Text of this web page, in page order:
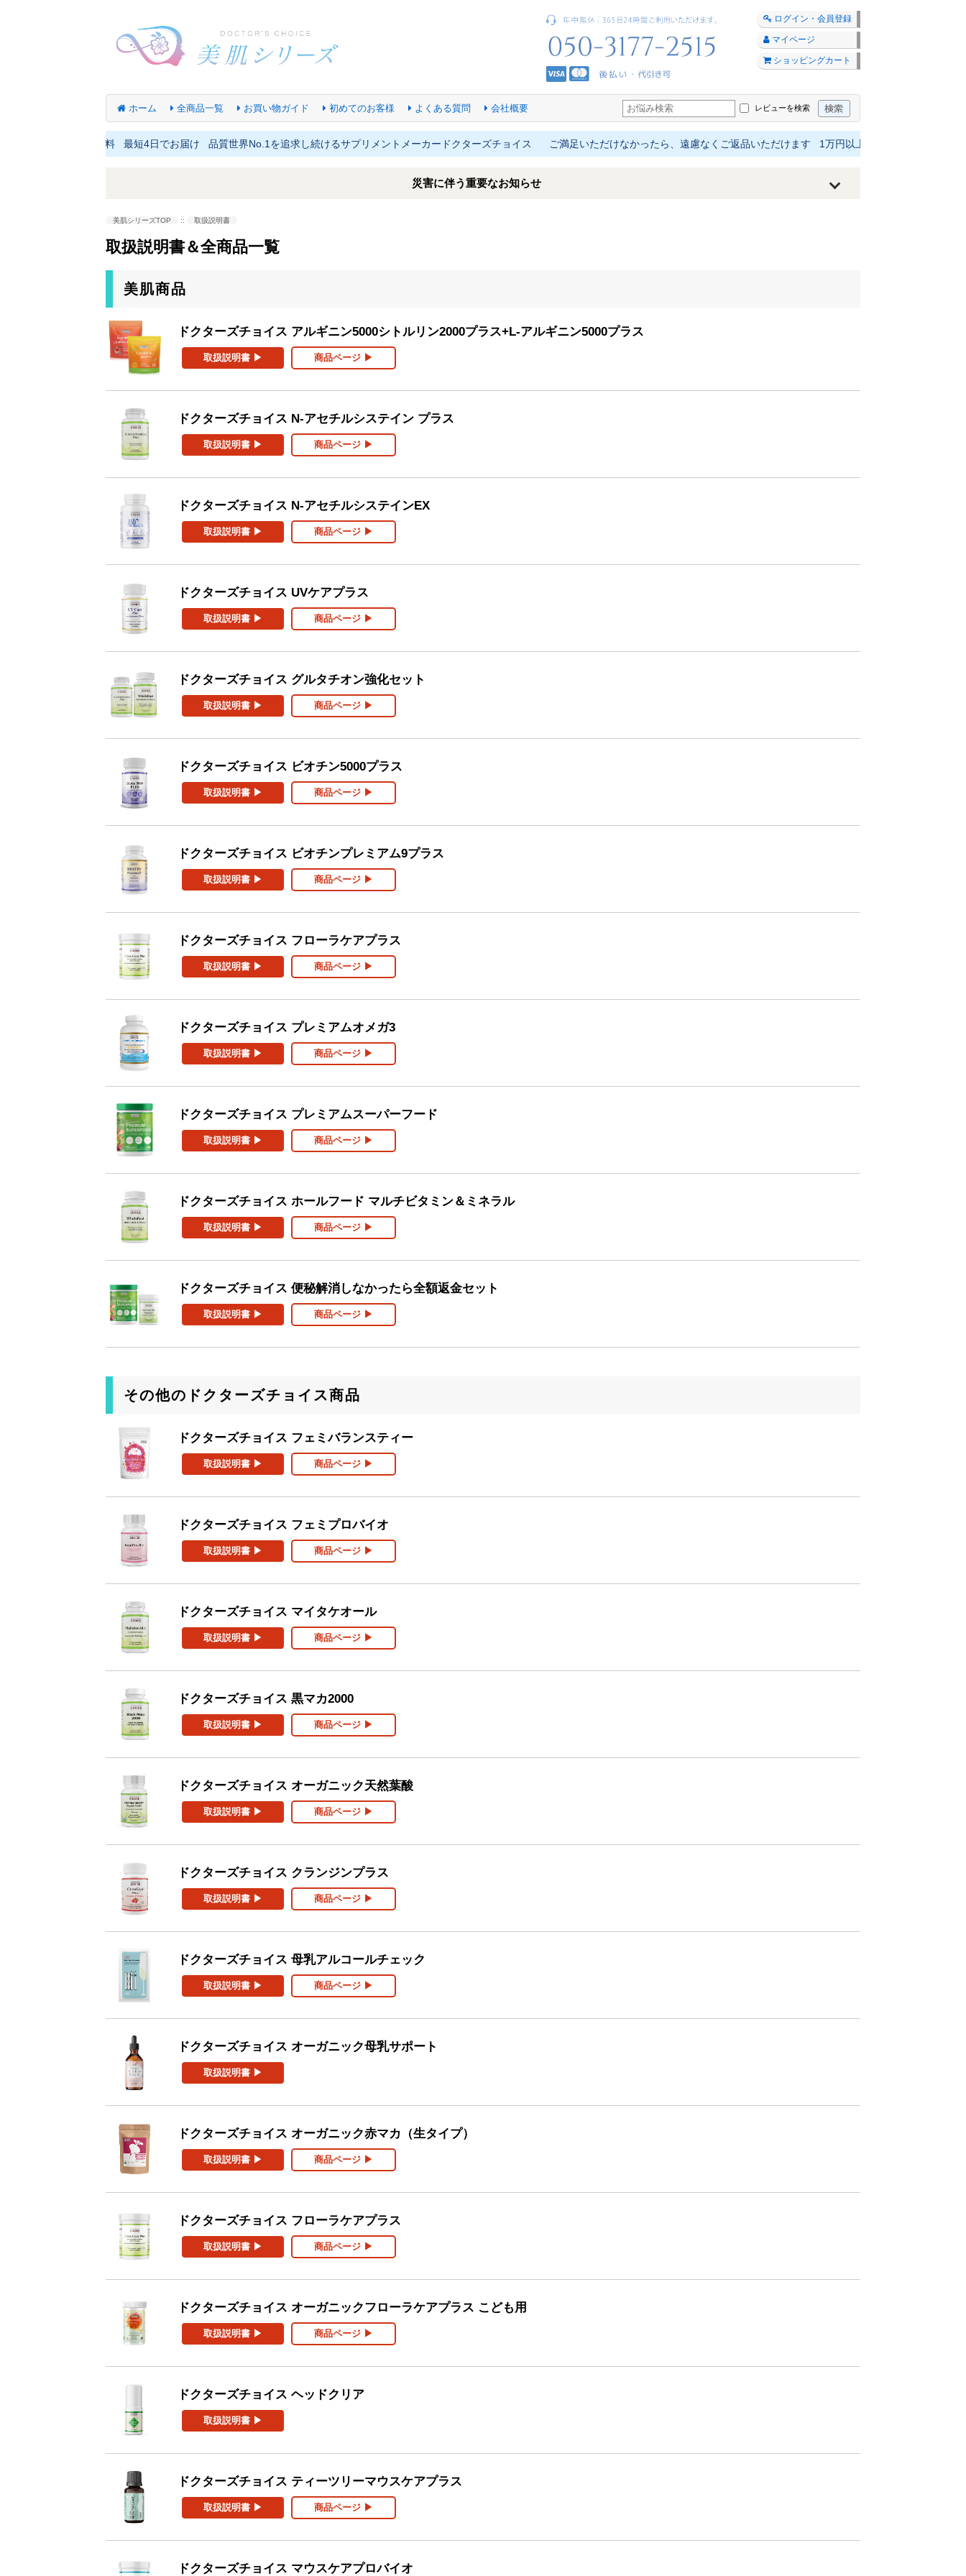
ログイン・会員登録
マイページ
ショッピングカート
ホーム 全商品一覧 お買い物ガイド 初めてのお客様 よくある質問 会社概要 レビューを検索
上は送料無料 最短4日でお届け 品質世界No.1を追求し続けるサプリメントメーカードクターズチョイス ご満足いただけなかったら、遠慮なくご返品いただけます 1万円以上は送料無料 最短4日でお届
災害に伴う重要なお知らせ
美肌シリーズTOP :: 取扱説明書
取扱説明書＆全商品一覧
美肌商品
ドクターズチョイス アルギニン5000シトルリン2000プラス+L-アルギニン5000プラス
取扱説明書 ▶ 商品ページ ▶
ドクターズチョイス N-アセチルシステイン プラス
取扱説明書 ▶ 商品ページ ▶
ドクターズチョイス N-アセチルシステインEX
取扱説明書 ▶ 商品ページ ▶
ドクターズチョイス UVケアプラス
取扱説明書 ▶ 商品ページ ▶
ドクターズチョイス グルタチオン強化セット
取扱説明書 ▶ 商品ページ ▶
ドクターズチョイス ビオチン5000プラス
取扱説明書 ▶ 商品ページ ▶
ドクターズチョイス ビオチンプレミアム9プラス
取扱説明書 ▶ 商品ページ ▶
ドクターズチョイス フローラケアプラス
取扱説明書 ▶ 商品ページ ▶
ドクターズチョイス プレミアムオメガ3
取扱説明書 ▶ 商品ページ ▶
ドクターズチョイス プレミアムスーパーフード
取扱説明書 ▶ 商品ページ ▶
ドクターズチョイス ホールフード マルチビタミン＆ミネラル
取扱説明書 ▶ 商品ページ ▶
ドクターズチョイス 便秘解消しなかったら全額返金セット
取扱説明書 ▶ 商品ページ ▶
その他のドクターズチョイス商品
ドクターズチョイス フェミバランスティー
取扱説明書 ▶ 商品ページ ▶
ドクターズチョイス フェミプロバイオ
取扱説明書 ▶ 商品ページ ▶
ドクターズチョイス マイタケオール
取扱説明書 ▶ 商品ページ ▶
ドクターズチョイス 黒マカ2000
取扱説明書 ▶︎ 商品ページ ▶
ドクターズチョイス オーガニック天然葉酸
取扱説明書 ▶︎ 商品ページ ▶
ドクターズチョイス クランジンプラス
取扱説明書 ▶ 商品ページ ▶
ドクターズチョイス 母乳アルコールチェック
取扱説明書 ▶ 商品ページ ▶
ドクターズチョイス オーガニック母乳サポート
取扱説明書 ▶
ドクターズチョイス オーガニック赤マカ（生タイプ）
取扱説明書 ▶︎ 商品ページ ▶
ドクターズチョイス フローラケアプラス
取扱説明書 ▶ 商品ページ ▶
ドクターズチョイス オーガニックフローラケアプラス こども用
取扱説明書 ▶ 商品ページ ▶
ドクターズチョイス ヘッドクリア
取扱説明書 ▶
ドクターズチョイス ティーツリーマウスケアプラス
取扱説明書 ▶ 商品ページ ▶
ドクターズチョイス マウスケアプロバイオ